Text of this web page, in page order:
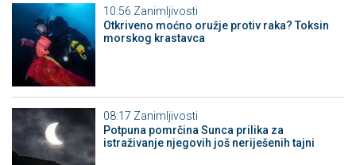
10:56 Zanimljivosti
Otkriveno moćno oružje protiv raka? Toksin
morskog krastavca
08:17 Zanimljivosti
Potpuna pomrčina Sunca prilika za
istraživanje njegovih još neriješenih tajni